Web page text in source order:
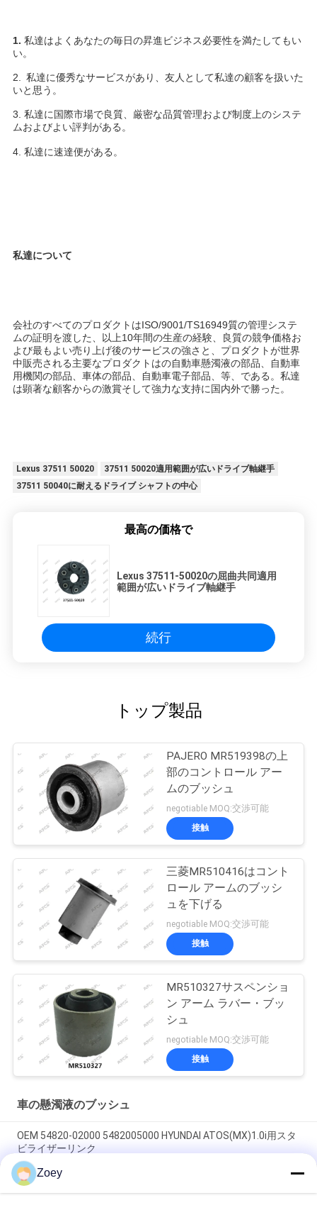
1. 私達はよくあなたの毎日の昇進ビジネス必要性を満たしてもい
い。
2.
私達に優秀なサービスがあり、友人として私達の顧客を扱いた
いと思う。
3. 私達に国際市場で良質、厳密な品質管理および制度上のシステ
ムおよびよい評判がある。
4. 私達に速達便がある。
私達について
会社のすべてのプロダクトはISO/9001/TS16949質の管理システ
ムの証明を渡した、以上10年間の生産の経験、良質の競争価格お
よび最もよい売り上げ後のサービスの強さと、プロダクトが世界
中販売される主要なプロダクトはの自動車懸濁液の部品、自動車
用機関の部品、車体の部品、自動車電子部品、等、である。私達
は顕著な顧客からの激賞そして強力な支持に国内外で勝った。
Lexus 37511 50020
37511 50020適用範囲が広いドライブ軸継手
37511 50040に耐えるドライブ シャフトの中心
最高の価格で
Lexus 37511-50020の屈曲共同適用
範囲が広いドライブ軸継手
続行
トップ製品
PAJERO MR519398の上
部のコントロール アー
ムのブッシュ
negotiable MOQ:交渉可能
接触
三菱MR510416はコント
ロール アームのブッシ
ュを下げる
negotiable MOQ:交渉可能
接触
MR510327サスペンショ
ン アーム ラバー・ブッ
シュ
negotiable MOQ:交渉可能
接触
車の懸濁液のブッシュ
OEM 54820-02000 5482005000 HYUNDAI ATOS(MX)1.0i用スタ
ビライザーリンク
OEM FL3Z3084B FL3Z3085B FL343A188A FORD F-150向けARM
BUSH 拡張
Zoey